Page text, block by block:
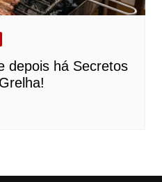
depois há Secretos